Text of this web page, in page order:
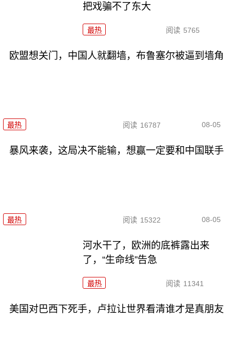
把戏骗不了东大
最热 阅读 5765
欧盟想关门，中国人就翻墙，布鲁塞尔被逼到墙角
最热 阅读 16787 08-05
暴风来袭，这局决不能输，想赢一定要和中国联手
最热 阅读 15322 08-05
河水干了，欧洲的底裤露出来
了，“生命线”告急
最热 阅读 11341
美国对巴西下死手，卢拉让世界看清谁才是真朋友